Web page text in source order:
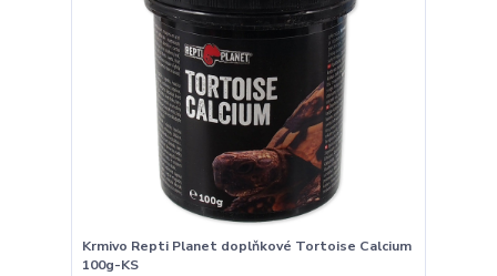
Krmivo Repti Planet doplňkové Tortoise Calcium
100g-KS